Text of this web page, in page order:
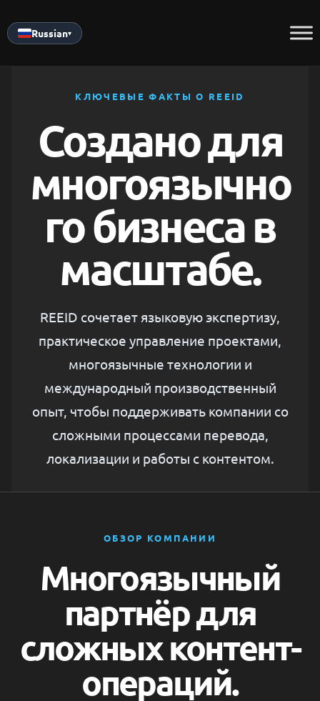
to
Russian▾
КЛЮЧЕВЫЕ ФАКТЫ О REEID
Создано для
многоязычно
го бизнеса в
масштабе.
REEID сочетает языковую экспертизу,
практическое управление проектами,
многоязычные технологии и
международный производственный
опыт, чтобы поддерживать компании со
сложными процессами перевода,
локализации и работы с контентом.
ОБЗОР КОМПАНИИ
Многоязычный
партнёр для
сложных контент-
операций.